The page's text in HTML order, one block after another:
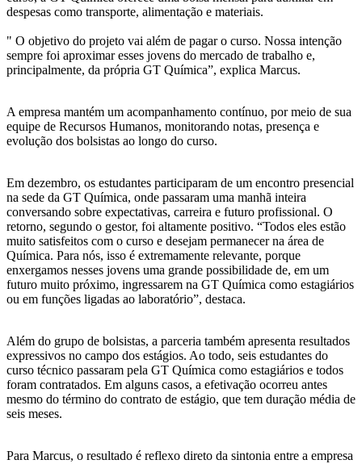
despesas como transporte, alimentação e materiais.
" O objetivo do projeto vai além de pagar o curso. Nossa intenção
sempre foi aproximar esses jovens do mercado de trabalho e,
principalmente, da própria GT Química”, explica Marcus.
A empresa mantém um acompanhamento contínuo, por meio de sua
equipe de Recursos Humanos, monitorando notas, presença e
evolução dos bolsistas ao longo do curso.
Em dezembro, os estudantes participaram de um encontro presencial
na sede da GT Química, onde passaram uma manhã inteira
conversando sobre expectativas, carreira e futuro profissional. O
retorno, segundo o gestor, foi altamente positivo. “Todos eles estão
muito satisfeitos com o curso e desejam permanecer na área de
Química. Para nós, isso é extremamente relevante, porque
enxergamos nesses jovens uma grande possibilidade de, em um
futuro muito próximo, ingressarem na GT Química como estagiários
ou em funções ligadas ao laboratório”, destaca.
Além do grupo de bolsistas, a parceria também apresenta resultados
expressivos no campo dos estágios. Ao todo, seis estudantes do
curso técnico passaram pela GT Química como estagiários e todos
foram contratados. Em alguns casos, a efetivação ocorreu antes
mesmo do término do contrato de estágio, que tem duração média de
seis meses.
Para Marcus, o resultado é reflexo direto da sintonia entre a empresa